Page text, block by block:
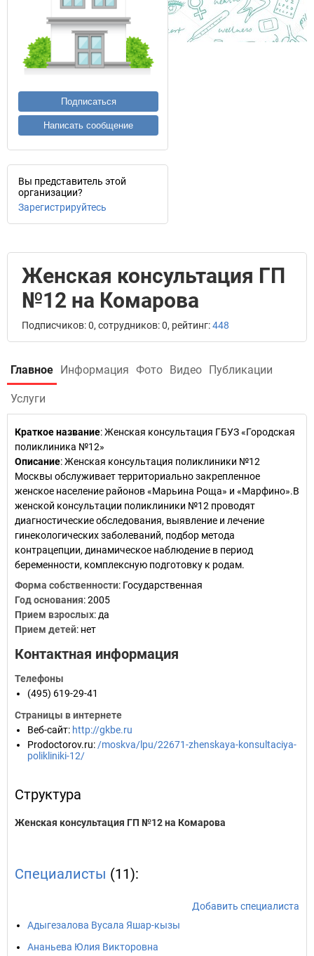
Подписаться
Написать сообщение
Вы представитель этой
организации?
Зарегистрируйтесь
Женская консультация ГП
№12 на Комарова
Подписчиков: 0, сотрудников: 0, рейтинг:448
Главное Информация Фото Видео Публикации
Услуги
Краткое название:Женская консультация ГБУЗ «Городская
поликлиника №12»
Описание: Женская консультация поликлиники №12
Москвы обслуживает территориально закрепленное
женское население районов «Марьина Роща» и «Марфино».В
женской консультации поликлиники №12 проводят
диагностические обследования, выявление и лечение
гинекологических заболеваний, подбор метода
контрацепции, динамическое наблюдение в период
беременности, комплексную подготовку к родам.
Форма собственности: Государственная
Год основания:2005
Прием взрослых: да
Прием детей: нет
Контактная информация
Телефоны
(495) 619-29-41
Страницы в интернете
Веб-сайт: http://gkbe.ru
Prodoctorov.ru: /moskva/lpu/22671-zhenskaya-konsultaciya-
polikliniki-12/
Структура
Женская консультация ГП №12 на Комарова
Специалисты (11):
Добавить специалиста
Адыгезалова Вусала Яшар-кызы
Ананьева Юлия Викторовна